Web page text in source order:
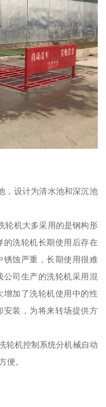
，设计为清水池和深沉池
轮机大多采用的是钢构形
的洗轮机长期使用后存在
锈蚀严重，长期使用很难
公司生产的洗轮机采用混
增加了洗轮机使用中的性
安装，为将来转场提供方
轮机控制系统分机械自动
便。